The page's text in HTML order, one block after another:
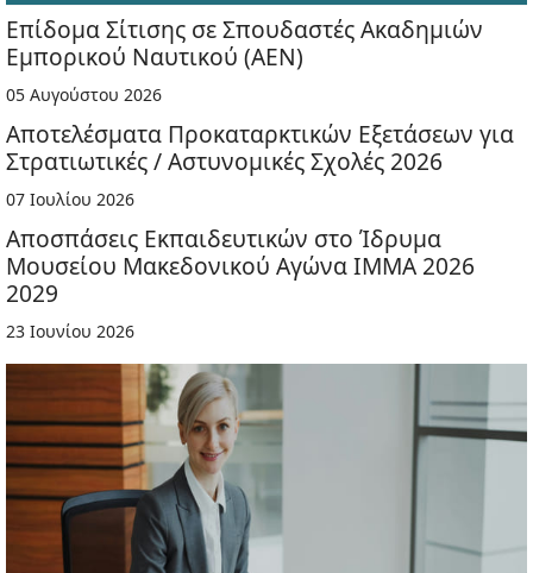
Επίδομα Σίτισης σε Σπουδαστές Ακαδημιών
Εμπορικού Ναυτικού (ΑΕΝ)
05 Αυγούστου 2026
Αποτελέσματα Προκαταρκτικών Εξετάσεων για
Στρατιωτικές / Αστυνομικές Σχολές 2026
07 Ιουλίου 2026
Αποσπάσεις Εκπαιδευτικών στο Ίδρυμα
Μουσείου Μακεδονικού Αγώνα ΙΜΜΑ 2026
2029
23 Ιουνίου 2026